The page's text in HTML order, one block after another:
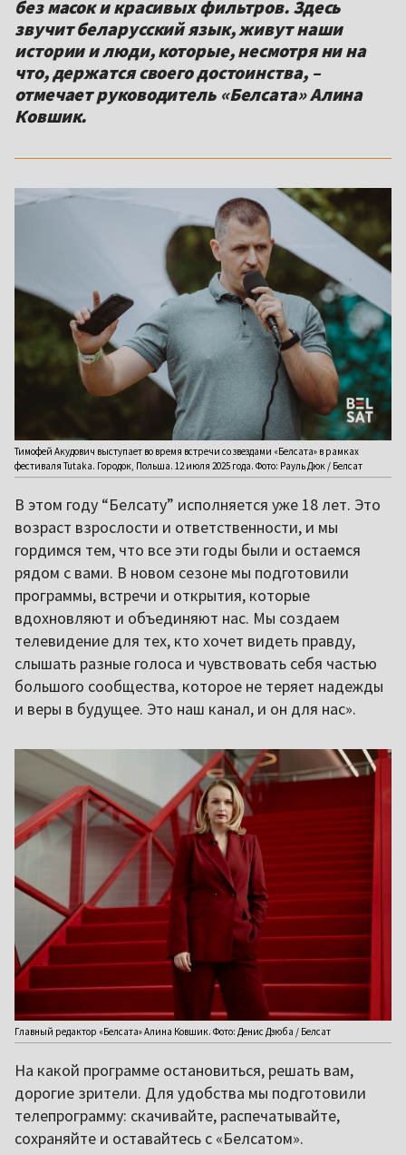
без масок и красивых фильтров. Здесь
звучит беларусский язык, живут наши
истории и люди, которые, несмотря ни на
что, держатся своего достоинства, –
отмечает руководитель «Белсата» Алина
Ковшик.
Тимофей Акудович выступает во время встречи со звездами «Белсата» в рамках
фестиваля Tutaka. Городок, Польша. 12 июля 2025 года. Фото: Рауль Дюк / Белсат
В этом году “Белсату” исполняется уже 18 лет. Это
возраст взрослости и ответственности, и мы
гордимся тем, что все эти годы были и остаемся
рядом с вами. В новом сезоне мы подготовили
программы, встречи и открытия, которые
вдохновляют и объединяют нас. Мы создаем
телевидение для тех, кто хочет видеть правду,
слышать разные голоса и чувствовать себя частью
большого сообщества, которое не теряет надежды
и веры в будущее. Это наш канал, и он для нас».
Главный редактор «Белсата» Алина Ковшик. Фото: Денис Дзюба / Белсат
На какой программе остановиться, решать вам,
дорогие зрители. Для удобства мы подготовили
телепрограмму: скачивайте, распечатывайте,
сохраняйте и оставайтесь с «Белсатом».